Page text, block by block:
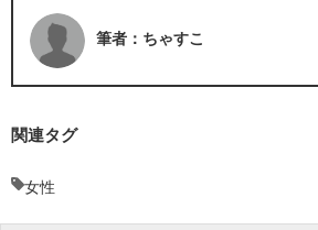
筆者：ちゃすこ
関連タグ
女性